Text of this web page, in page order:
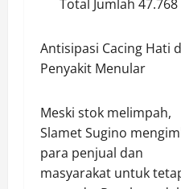
Total Jumlah 47.768
​Antisipasi Cacing Hati
Penyakit Menular
​Meski stok melimpah,
Slamet Sugino
para penjual dan
masyarakat untuk